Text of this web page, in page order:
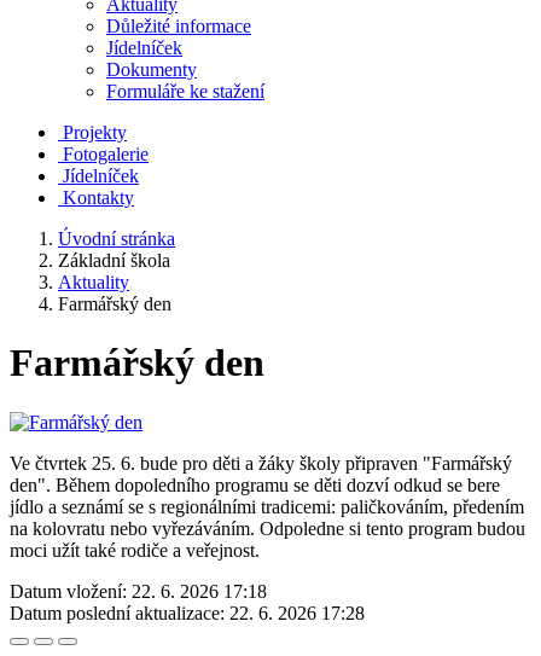
Aktuality
Důležité informace
Jídelníček
Dokumenty
Formuláře ke stažení
Projekty
Fotogalerie
Jídelníček
Kontakty
Úvodní stránka
Základní škola
Aktuality
Farmářský den
Farmářský den
Ve čtvrtek 25. 6. bude pro děti a žáky školy připraven "Farmářský
den". Během dopoledního programu se děti dozví odkud se bere
jídlo a seznámí se s regionálními tradicemi: paličkováním, předením
na kolovratu nebo vyřezáváním. Odpoledne si tento program budou
moci užít také rodiče a veřejnost.
Datum vložení: 22. 6. 2026 17:18
Datum poslední aktualizace: 22. 6. 2026 17:28